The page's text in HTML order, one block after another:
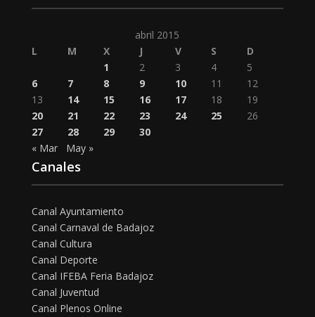
abril 2015
L
M X J V S
D
1
2 3 4
5
6
7 8 9 10 11
12
13
14 15 16 17 18
19
20
21 22 23 24 25
26
27
28 29
30
« Mar
May »
Canales
Canal Ayuntamiento
Canal Carnaval de Badajoz
Canal Cultura
Canal Deporte
Canal IFEBA Feria Badajoz
Canal Juventud
Canal Plenos Online